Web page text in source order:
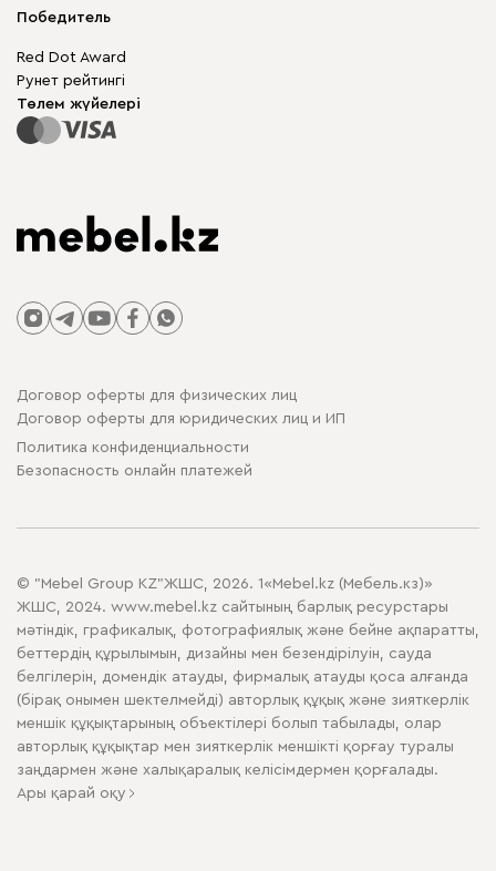
Кепілдік
Сайт картасы
Шкаф жиһазы
Модульдік жиһаз
Үстелдер мен орындықтар
Победитель
Red Dot Award
Рунет рейтингі
Төлем жүйелері
Договор оферты для физических лиц
Договор оферты для юридических лиц и ИП
Политика конфиденциальности
Безопасность онлайн платежей
© "Mebel Group KZ"ЖШС, 2026. 1«Mebel.kz (Мебель.кз)»
ЖШС, 2024. www.mebel.kz сайтының барлық ресурстары
мәтіндік, графикалық, фотографиялық және бейне ақпаратты,
беттердің құрылымын, дизайны мен безендірілуін, сауда
белгілерін, домендік атауды, фирмалық атауды қоса алғанда
(бірақ онымен шектелмейді) авторлық құқық және зияткерлік
меншік құқықтарының объектілері болып табылады, олар
авторлық құқықтар мен зияткерлік меншікті қорғау туралы
заңдармен және халықаралық келісімдермен қорғалады.
Ары қарай оқу